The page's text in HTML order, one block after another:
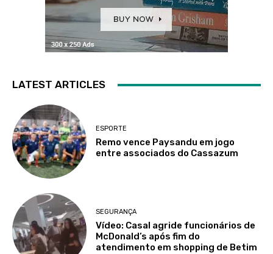
LATEST ARTICLES
ESPORTE
Remo vence Paysandu em jogo
entre associados do Cassazum
SEGURANÇA
Vídeo: Casal agride funcionários de
McDonald’s após fim do
atendimento em shopping de Betim